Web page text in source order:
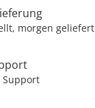
morgen geliefert
Support